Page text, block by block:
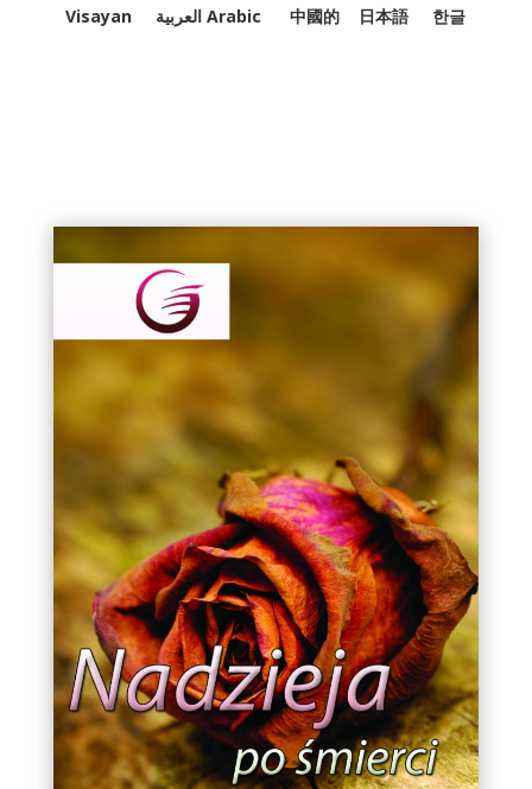
Visayan
العربية Arabic 中國的 日本語 한글